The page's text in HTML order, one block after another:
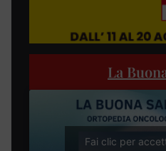
La
Fai clic per